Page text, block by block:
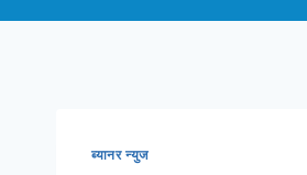
ब्यानर न्युज